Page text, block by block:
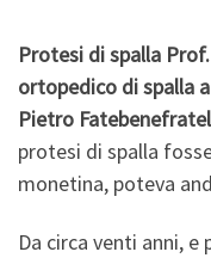
Protesi di spalla
ortopedico di spalla
Pietro
protesi di spalla
monetina, poteva
Da circa venti anni,